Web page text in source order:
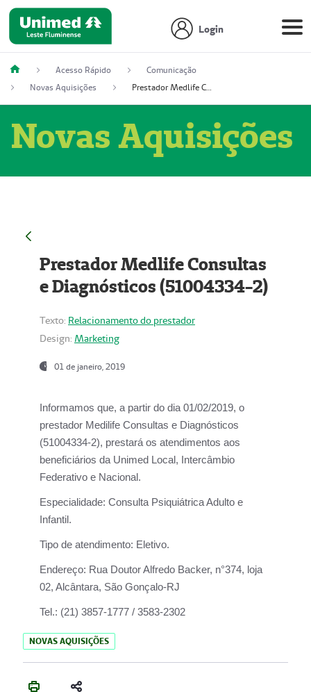
Login
Acesso Rápido
Comunicação
Novas Aquisições
Prestador Medlife Consultas e Diagnósticos (51004334-2)
Novas Aquisições
Prestador Medlife Consultas
e Diagnósticos (51004334-2)
Texto: Relacionamento do prestador
Design: Marketing
01 de janeiro, 2019
Informamos que, a partir do dia 01/02/2019, o
prestador Medilife Consultas e Diagnósticos
(51004334-2), prestará os atendimentos aos
beneficiários da Unimed Local, Intercâmbio
Federativo e Nacional.
Especialidade: Consulta Psiquiátrica Adulto e
Infantil.
Tipo de atendimento: Eletivo.
Endereço: Rua Doutor Alfredo Backer, n°374, loja
02, Alcântara, São Gonçalo-RJ
Tel.: (21) 3857-1777 / 3583-2302
NOVAS AQUISIÇÕES